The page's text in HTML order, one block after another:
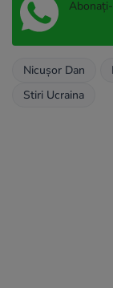
Nicușor Dan
Stiri Ucraina